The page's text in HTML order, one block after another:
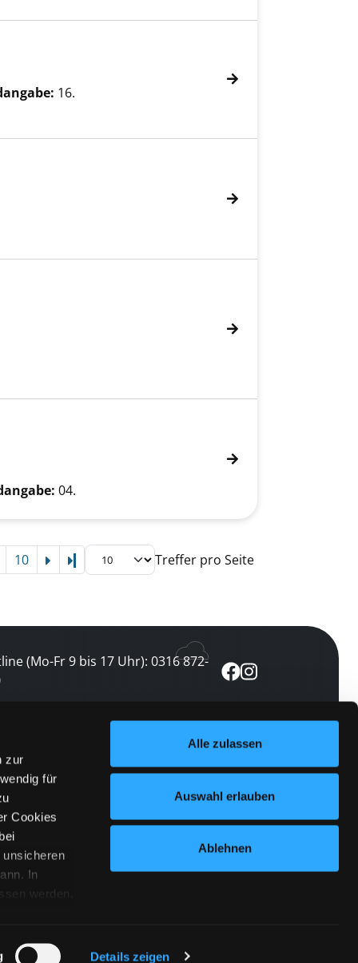
zur
für
Cookies
unsicheren
In
werden.
Details zeigen
Alle zulassen
Auswahl erlauben
Ablehnen
16.
04.
10 Letzte Seite Treffer pro Seite
(Mo-Fr 9 bis 17 Uhr): 0316 872-
abonnieren
keine Veranstaltung verpassen
abonnieren